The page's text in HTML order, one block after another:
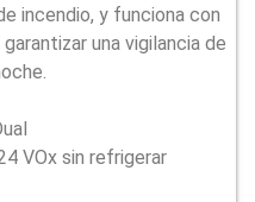
incendio, y funciona con
una vigilancia de
VOx sin refrigerar